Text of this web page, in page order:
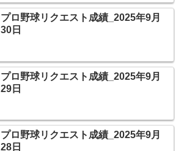
プロ野球リクエスト成績_2025年9月
30日
プロ野球リクエスト成績_2025年9月
29日
プロ野球リクエスト成績_2025年9月
28日